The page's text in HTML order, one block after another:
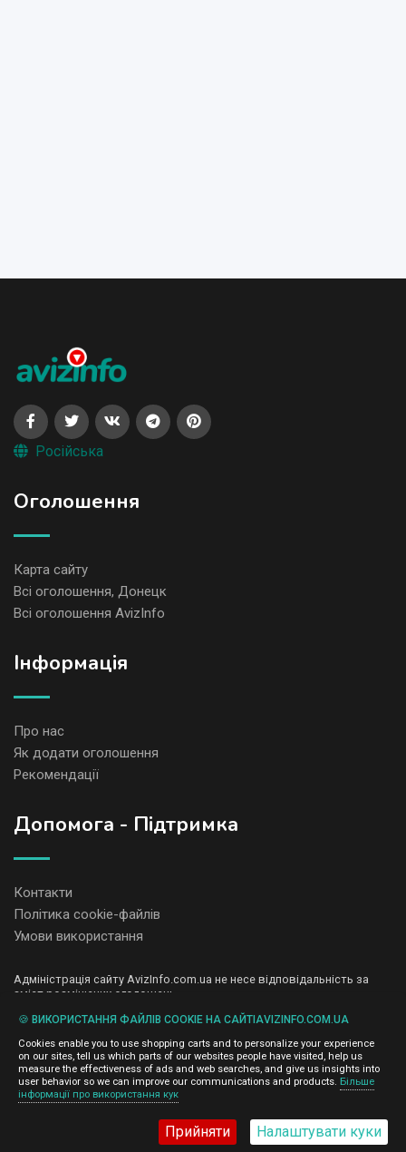
Російська
Оголошення
Карта сайту
Всі оголошення, Донецк
Всі оголошення AvizInfo
Iнформація
Про нас
Як додати оголошення
Рекомендації
Допомога - Підтримка
Контакти
Політика cookie-файлів
Умови використання
Адміністрація сайту AvizInfo.com.ua не несе відповідальність за
зміст розміщених оголошень.
і не продаємо особисту інформацію зареєстрованих користувачів
AvizInfo.com.ua третім особам. Ми не відповідаємо за правила
конфіденційності сайтів на які посилається AvizInfo.com.ua. На
деяких сторінках нашого сайту представлена реклама Google
Adsense Advertising Network. Щоб дізнатися детальніше про
правила конфіденційності Google
🍪 ВИКОРИСТАННЯ ФАЙЛІВ COOKIE НА САЙТІAVIZINFO.COM.UA
Cookies enable you to use shopping carts and to personalize your experience
on our sites, tell us which parts of our websites people have visited, help us
measure the effectiveness of ads and web searches, and give us insights into
user behavior so we can improve our communications and products. Більше
інформації про використання кук
Прийняти Налаштувати куки